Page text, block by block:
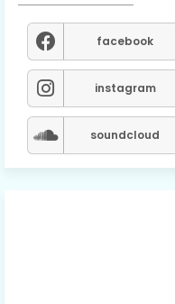
facebook
instagram
soundcloud